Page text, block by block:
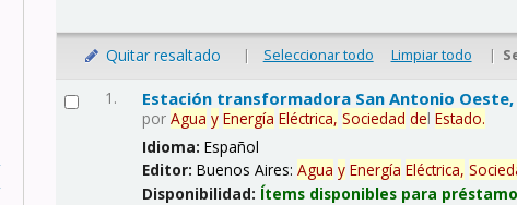
Quitar resaltado | Seleccionar todo Limpiar todo |
1. Estación transformadora San Antonio
porAgua y Energía Eléctrica, Sociedad delEstado.
Idioma:Español
Editor:Buenos Aires:Agua y Energía Eléctrica,
Disponibilidad: Ítems disponibles para